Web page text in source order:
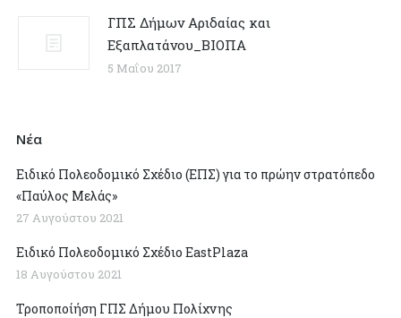
ΓΠΣ Δήμων Αριδαίας και
Εξαπλατάνου_ΒΙΟΠΑ
5 Μαΐου 2017
Νέα
Ειδικό Πολεοδομικό Σχέδιο (ΕΠΣ) για το πρώην στρατόπεδο
«Παύλος Μελάς»
27 Αυγούστου 2021
Ειδικό Πολεοδομικό Σχέδιο EastPlaza
18 Αυγούστου 2021
Τροποποίήση ΓΠΣ Δήμου Πολίχνης